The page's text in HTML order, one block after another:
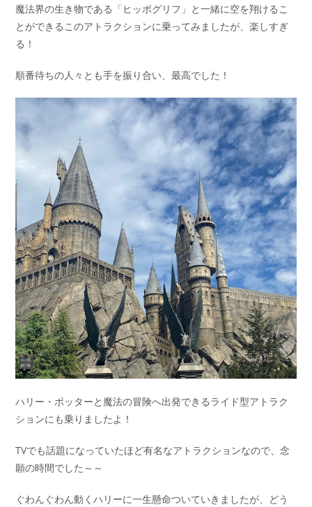
魔法界の生き物である「ヒッポグリフ」と一緒に空を翔けるこ
とができるこのアトラクションに乗ってみましたが、楽しすぎ
る！
順番待ちの人々とも手を振り合い、最高でした！
ハリー・ポッターと魔法の冒険へ出発できるライド型アトラク
ションにも乗りましたよ！
TVでも話題になっていたほど有名なアトラクションなので、念
願の時間でした～～
ぐわんぐわん動くハリーに一生懸命ついていきましたが、どう